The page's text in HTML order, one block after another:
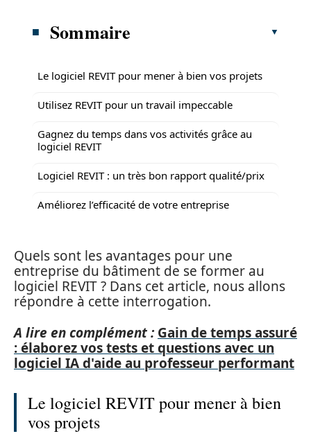
Sommaire
Le logiciel REVIT pour mener à bien vos projets
Utilisez REVIT pour un travail impeccable
Gagnez du temps dans vos activités grâce au
logiciel REVIT
Logiciel REVIT : un très bon rapport qualité/prix
Améliorez l’efficacité de votre entreprise
Quels sont les avantages pour une
entreprise du bâtiment de se former au
logiciel REVIT ? Dans cet article, nous allons
répondre à cette interrogation.
A lire en complément : Gain de temps assuré
: élaborez vos tests et questions avec un
logiciel IA d'aide au professeur performant
Le logiciel REVIT pour mener à bien
vos projets